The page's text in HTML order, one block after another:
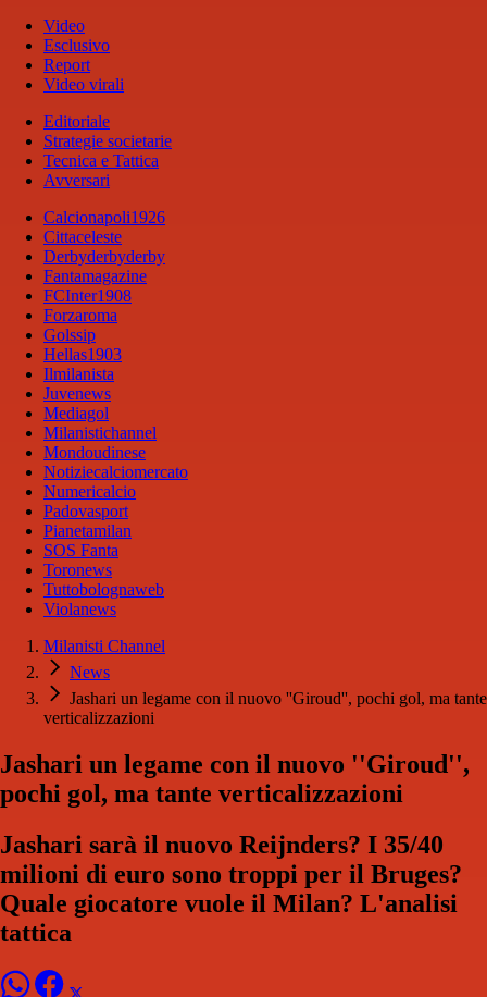
Video
Esclusivo
Report
Video virali
Editoriale
Strategie societarie
Tecnica e Tattica
Avversari
Calcionapoli1926
Cittaceleste
Derbyderbyderby
Fantamagazine
FCInter1908
Forzaroma
Golssip
Hellas1903
Ilmilanista
Juvenews
Mediagol
Milanistichannel
Mondoudinese
Notiziecalciomercato
Numericalcio
Padovasport
Pianetamilan
SOS Fanta
Toronews
Tuttobolognaweb
Violanews
Milanisti Channel
News
Jashari un legame con il nuovo ''Giroud'', pochi gol, ma tante
verticalizzazioni
Jashari un legame con il nuovo ''Giroud'',
pochi gol, ma tante verticalizzazioni
Jashari sarà il nuovo Reijnders? I 35/40
milioni di euro sono troppi per il Bruges?
Quale giocatore vuole il Milan? L'analisi
tattica